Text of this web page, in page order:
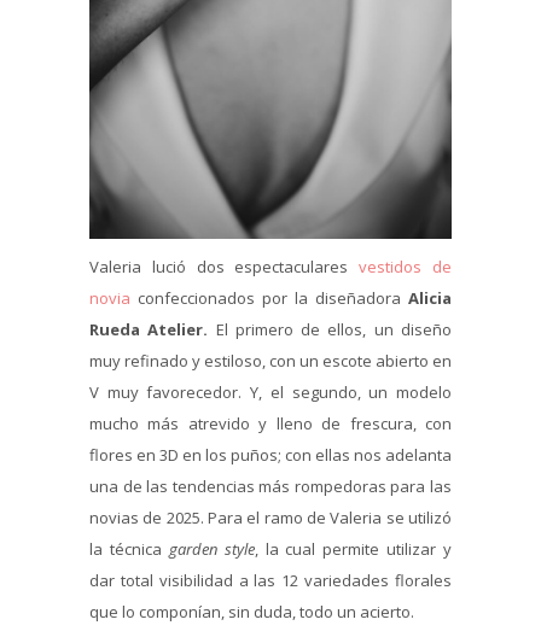
Valeria lució dos espectacularesvestidos de
novia confeccionados por la diseñadora Alicia
Rueda Atelier. El primero de ellos, un diseño
muy refinado y estiloso, con un escote abierto en
V muy favorecedor. Y, el segundo, un modelo
mucho más atrevido y lleno de frescura, con
flores en 3D en los puños; con ellas nos adelanta
una de las tendencias más rompedoras para las
novias de 2025. Para el ramo de Valeria se utilizó
la técnica garden style, la cual permite utilizar y
dar total visibilidad a las 12 variedades florales
que lo componían, sin duda, todo un acierto.